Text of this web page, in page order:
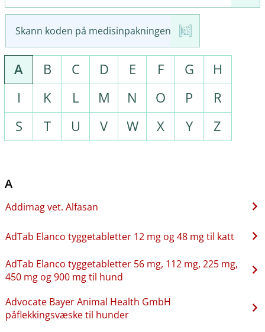
Skann koden på medisinpakningen
A B C D E F G
H
I
K L M N O P
R
S
T U V W X Y Z
A
Addimag vet. Alfasan
AdTab Elanco tyggetabletter 12 mg og 48 mg til katt
AdTab Elanco tyggetabletter 56 mg, 112 mg, 225 mg,
450 mg og 900 mg til hund
Advocate Bayer Animal Health GmbH
påflekkingsvæske til hunder